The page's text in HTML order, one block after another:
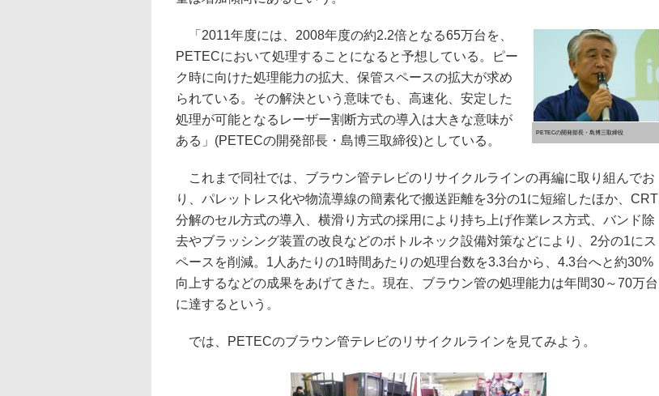
PETECの開発部長・島博三取締役
「2011年度には、2008年度の約2.2倍となる65万台を、
PETECにおいて処理することになると予想している。ピー
ク時に向けた処理能力の拡大、保管スペースの拡大が求め
られている。その解決という意味でも、高速化、安定した
処理が可能となるレーザー割断方式の導入は大きな意味が
ある」(PETECの開発部長・島博三取締役)としている。
これまで同社では、ブラウン管テレビのリサイクルラインの再編に取り組んでお
り、パレットレス化や物流導線の簡素化で搬送距離を3分の1に短縮したほか、CRT
分解のセル方式の導入、横滑り方式の採用により持ち上げ作業レス方式、バンド除
去やブラッシング装置の改良などのボトルネック設備対策などにより、2分の1にス
ペースを削減。1人あたりの1時間あたりの処理台数を3.3台から、4.3台へと約30%
向上するなどの成果をあげてきた。現在、ブラウン管の処理能力は年間30～70万台
に達するという。
では、PETECのブラウン管テレビのリサイクルラインを見てみよう。